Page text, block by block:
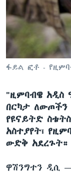
ቋንቋዎች
ፋይል ፎቶ -
"ዚምባብዌ አዲስ
በርካታ ለውጦችን
የዩናይትድ
አስተያየት፣
ውድቅ አደረጉት።
ዋሽንግተን ዲሲ